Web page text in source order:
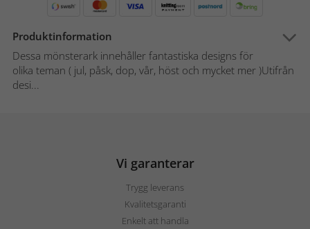
Produktinformation
Dessa mönsterark innehåller fantastiska designs för
olika teman ( jul, påsk, dop, vår, höst och mycket mer )Utifrån
desi...
Vi garanterar
Trygg leverans
Kvalitetsgaranti
Enkelt att handla